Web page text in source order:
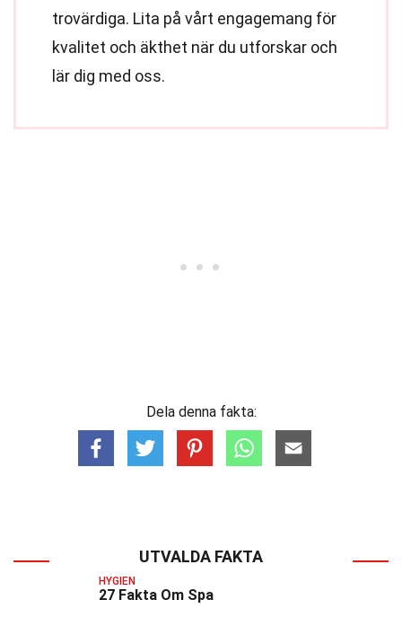
trovärdiga. Lita på vårt engagemang för
kvalitet och äkthet när du utforskar och
lär dig med oss.
Dela denna fakta:
UTVALDA FAKTA
HYGIEN
27 Fakta Om Spa